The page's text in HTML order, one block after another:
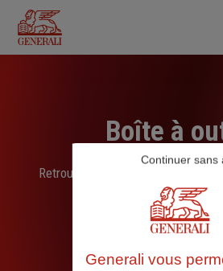
contenu
principal
Boîte à
Retrouvez ici les liens, N° de
sélectionnés par nos
Generali vous
Continuer sans